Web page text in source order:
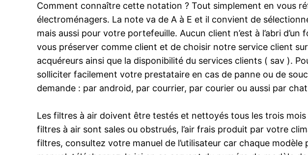
Comment connaître cette notation ? Tout simplement en vous
électroménagers. La note va de A à E et il convient de
mais aussi pour votre portefeuille. Aucun client n’est à l’abri
vous préserver comme client et de choisir notre service client
acquéreurs ainsi que la disponibilité du services clients ( sav ).
solliciter facilement votre prestataire en cas de panne ou de
demande : par android, par courrier, par courier ou aussi par
Les filtres à air doivent être testés et nettoyés tous les trois
filtres à air sont sales ou obstrués, l’air frais produit par votre
filtres, consultez votre manuel de l’utilisateur car chaque